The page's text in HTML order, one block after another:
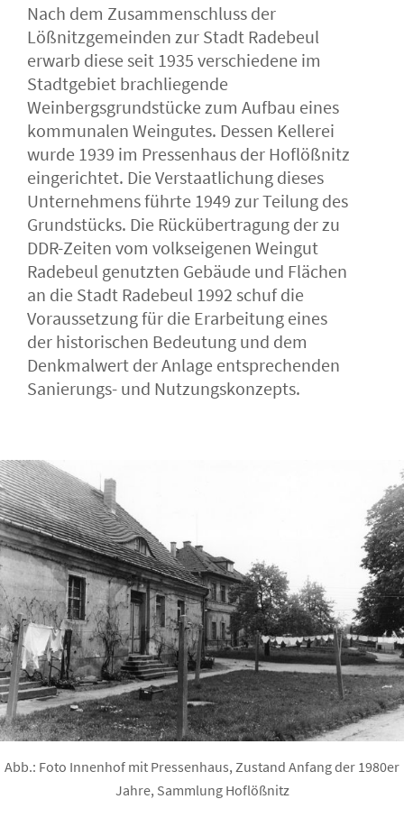
Nach dem Zusammenschluss der
Lößnitzgemeinden zur Stadt Radebeul
erwarb diese seit 1935 verschiedene im
Stadtgebiet brachliegende
Weinbergsgrundstücke zum Aufbau eines
kommunalen Weingutes. Dessen Kellerei
wurde 1939 im Pressenhaus der Hoflößnitz
eingerichtet. Die Verstaatlichung dieses
Unternehmens führte 1949 zur Teilung des
Grundstücks. Die Rückübertragung der zu
DDR-Zeiten vom volkseigenen Weingut
Radebeul genutzten Gebäude und Flächen
an die Stadt Radebeul 1992 schuf die
Voraussetzung für die Erarbeitung eines
der historischen Bedeutung und dem
Denkmalwert der Anlage entsprechenden
Sanierungs- und Nutzungskonzepts.
Abb.: Foto Innenhof mit Pressenhaus, Zustand Anfang der 1980er
Jahre, Sammlung Hoflößnitz